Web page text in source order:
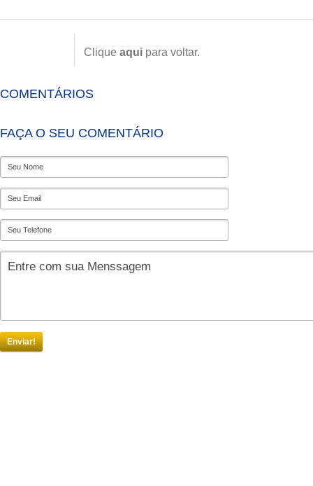
Clique aqui para voltar.
COMENTÁRIOS
FAÇA O SEU COMENTÁRIO
Enviar!